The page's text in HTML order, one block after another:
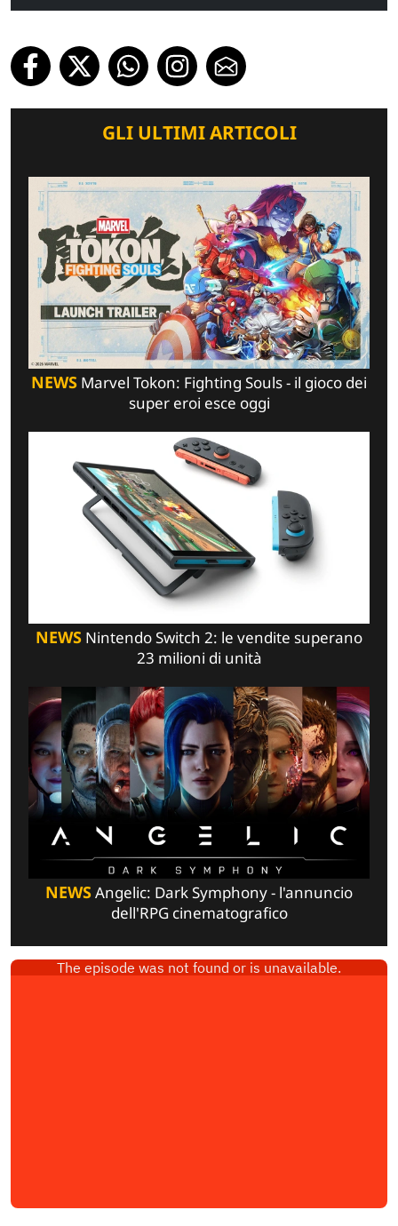
GLI ULTIMI ARTICOLI
NEWS Marvel Tokon: Fighting Souls - il gioco dei
super eroi esce oggi
NEWS Nintendo Switch 2: le vendite superano
23 milioni di unità
NEWSAngelic: Dark Symphony - l'annuncio
dell'RPG cinematografico